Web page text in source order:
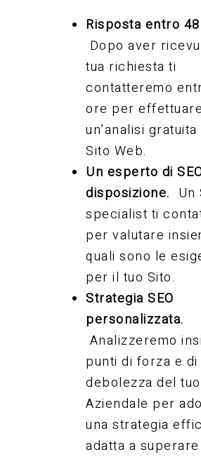
Risposta entro
Dopo aver
tua richiesta ti
contatteremo
ore per effettuare
un’analisi
Sito Web.
Un esperto di
disposizione. Un
specialist ti
per valutare
quali sono le
per il tuo Sito.
Strategia SEO
personalizzata.
Analizzeremo
punti di forza e di
debolezza del
Aziendale per
una strategia
adatta a